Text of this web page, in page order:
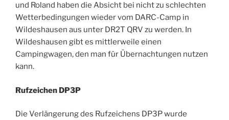
und Roland haben die Absicht bei nicht zu schlechten
Wetterbedingungen wieder vom DARC-Camp in
Wildeshausen aus unter DR2T QRV zu werden. In
Wildeshausen gibt es mittlerweile einen
Campingwagen, den man für Übernachtungen nutzen
kann.
Rufzeichen DP3P
Die Verlängerung des Rufzeichens DP3P wurde